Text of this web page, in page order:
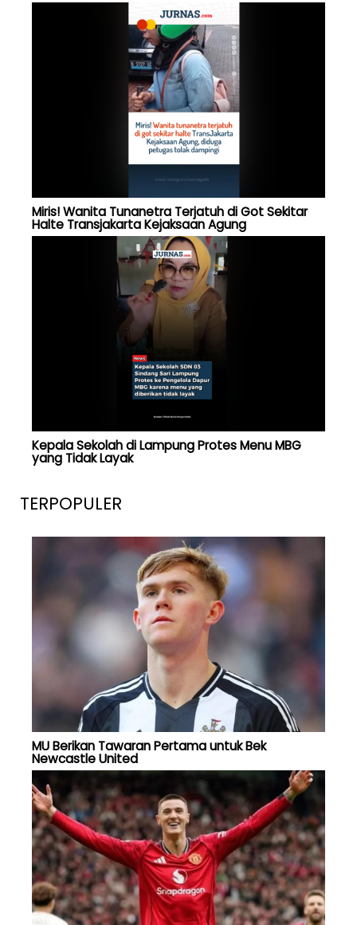
Miris! Wanita Tunanetra Terjatuh di Got Sekitar
Halte Transjakarta Kejaksaan Agung
Kepala Sekolah di Lampung Protes Menu MBG
yang Tidak Layak
TERPOPULER
MU Berikan Tawaran Pertama untuk Bek
Newcastle United